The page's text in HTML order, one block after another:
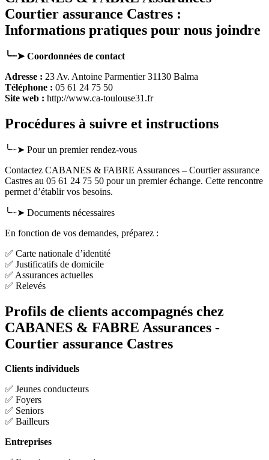
Courtier assurance Castres :
Informations pratiques pour nous joindre
╰┈➤ Coordonnées de contact
Adresse : 23 Av. Antoine Parmentier 31130 Balma
Téléphone : 05 61 24 75 50
Site web : http://www.ca-toulouse31.fr
Procédures à suivre et instructions
╰┈➤ Pour un premier rendez-vous
Contactez CABANES & FABRE Assurances – Courtier assurance
Castres au 05 61 24 75 50 pour un premier échange. Cette rencontre
permet d’établir vos besoins.
╰┈➤ Documents nécessaires
En fonction de vos demandes, préparez :
✅ Carte nationale d’identité
✅ Justificatifs de domicile
✅ Assurances actuelles
✅ Relevés
Profils de clients accompagnés chez
CABANES & FABRE Assurances -
Courtier assurance Castres
Clients individuels
✅ Jeunes conducteurs
✅ Foyers
✅ Seniors
✅ Bailleurs
Entreprises